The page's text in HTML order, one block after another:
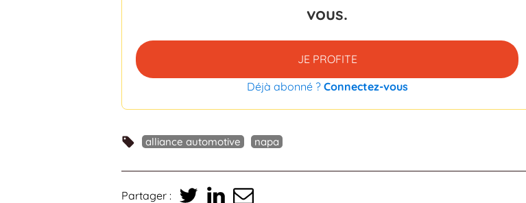
vous.
JE PROFITE
Déjà abonné ? Connectez-vous
alliance automotive napa
Partager :